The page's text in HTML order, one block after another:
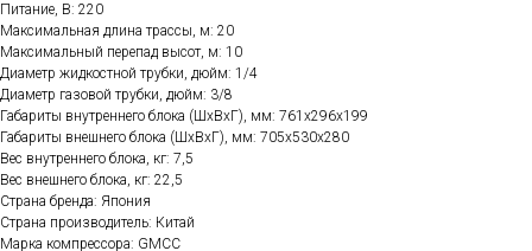
Питание, В: 220
Максимальная длина трассы, м: 20
Максимальный перепад высот, м: 10
Диаметр жидкостной трубки, дюйм: 1/4
Диаметр газовой трубки, дюйм: 3/8
Габариты внутреннего блока (ШхВхГ), мм: 761x296x199
Габариты внешнего блока (ШхВхГ), мм: 705x530x280
Вес внутреннего блока, кг: 7,5
Вес внешнего блока, кг: 22,5
Страна бренда: Япония
Страна производитель: Китай
Марка компрессора: GMCC